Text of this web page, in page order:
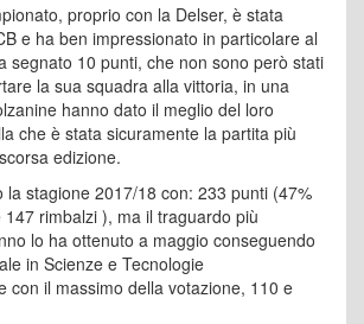
proprio con la Delser, è stata
e ha ben impressionato in particolare al
segnato 10 punti, che non sono però stati
la sua squadra alla vittoria, in una
hanno dato il meglio del loro
che è stata sicuramente la partita più
edizione.
la stagione 2017/18 con: 233 punti (47%
rimbalzi ), ma il traguardo più
lo ha ottenuto a maggio conseguendo
in Scienze e Tecnologie
con il massimo della votazione, 110 e